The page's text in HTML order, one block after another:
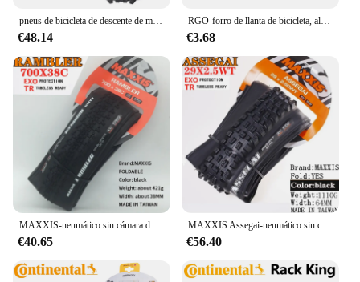
€48.14
RGO-forro de llanta de bicicleta, almohadilla de llanta sin cámara de 20-37MM, para ciclismo al aire libre
€3.68
€40.65
MAXXIS Assegai-neumático sin cámara para bicicleta, neumático plegable sin cámara, 29X2.5, 29X2.6, 27,5x2,6, 27,5x2,5, 3C, MaxxTerra EXO +
€56.40